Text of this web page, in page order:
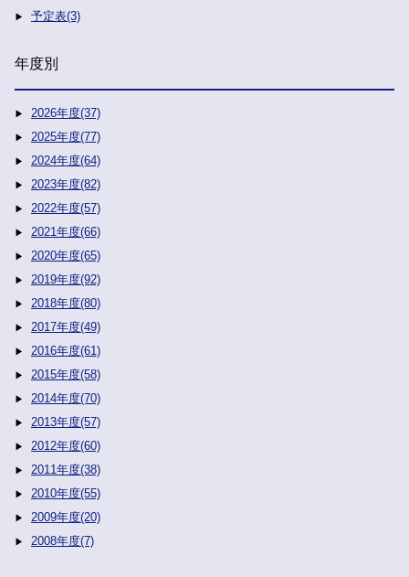
予定表(3)
年度別
2026年度(37)
2025年度(77)
2024年度(64)
2023年度(82)
2022年度(57)
2021年度(66)
2020年度(65)
2019年度(92)
2018年度(80)
2017年度(49)
2016年度(61)
2015年度(58)
2014年度(70)
2013年度(57)
2012年度(60)
2011年度(38)
2010年度(55)
2009年度(20)
2008年度(7)